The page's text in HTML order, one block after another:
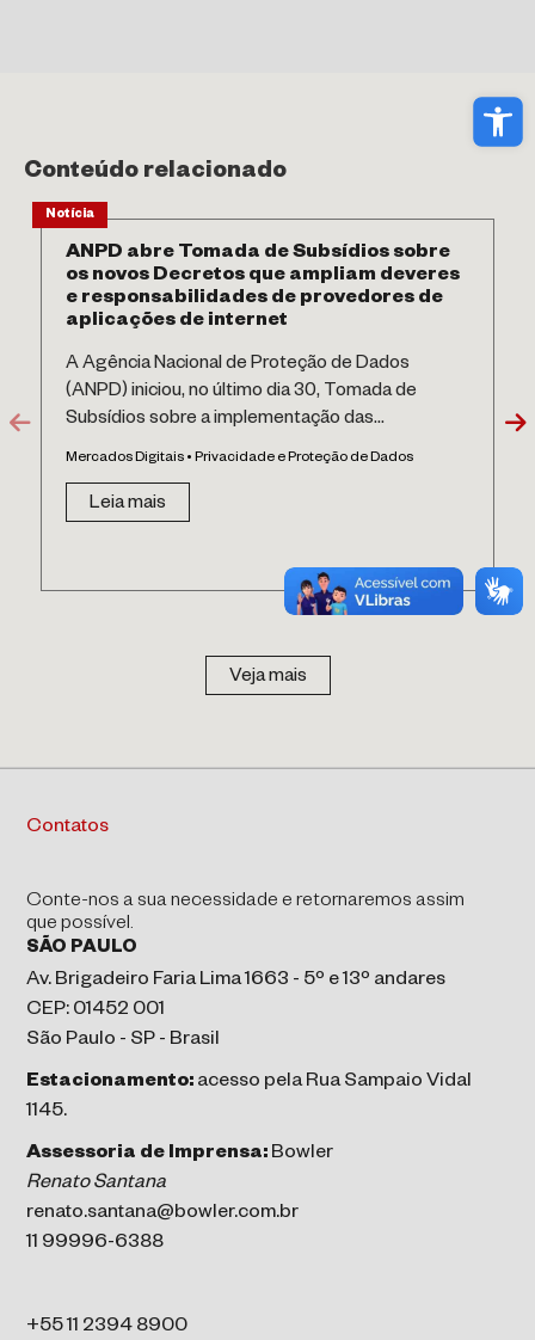
Conteúdo relacionado
Notícia
ANPD abre Tomada de Subsídios sobre
os novos Decretos que ampliam deveres
e responsabilidades de provedores de
aplicações de internet
A Agência Nacional de Proteção de Dados
(ANPD) iniciou, no último dia 30, Tomada de
Subsídios sobre a implementação das...
Mercados Digitais • Privacidade e Proteção de Dados
Leia mais
Veja mais
Contatos
Conte-nos a sua necessidade e retornaremos assim
que possível.
SÃO PAULO
Av. Brigadeiro Faria Lima 1663 - 5º e 13º andares
CEP: 01452 001
São Paulo - SP - Brasil
Estacionamento: acesso pela Rua Sampaio Vidal
1145.
Assessoria de Imprensa: Bowler
Renato Santana
renato.santana@bowler.com.br
11 99996-6388
+55 11 2394 8900